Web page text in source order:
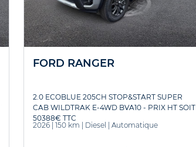
FORD RANGER
2.0 ECOBLUE 205CH STOP&START SUPER
CAB WILDTRAK E-4WD BVA10 - PRIX HT SOIT
50388€ TTC
2026 150 km Diesel Automatique